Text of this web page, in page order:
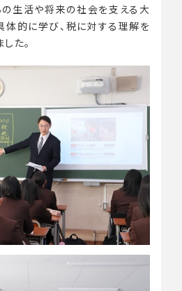
生活や将来の社会を支える大
的に学び、税に対する理解を
た。